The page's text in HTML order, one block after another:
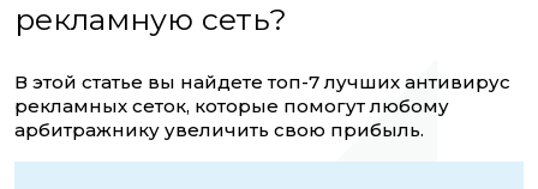
рекламную сеть?
В этой статье вы найдете топ-7 лучших антивирус
рекламных сеток, которые помогут любому
арбитражнику увеличить свою прибыль.